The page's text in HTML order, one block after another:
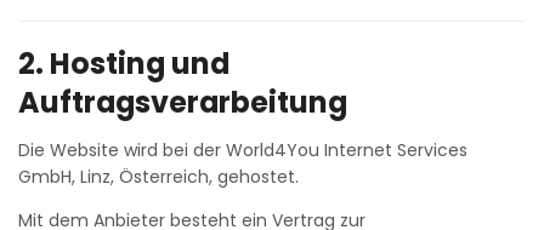
2. Hosting und
Auftragsverarbeitung
Die Website wird bei der World4You Internet Services
GmbH, Linz, Österreich, gehostet.
Mit dem Anbieter besteht ein Vertrag zur